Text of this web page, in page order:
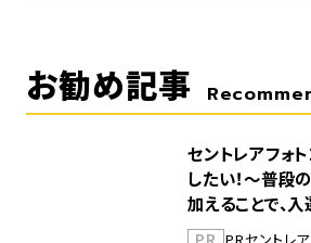
お勧め記事
セントレアフォ
したい！～普段
加えることで、
PR